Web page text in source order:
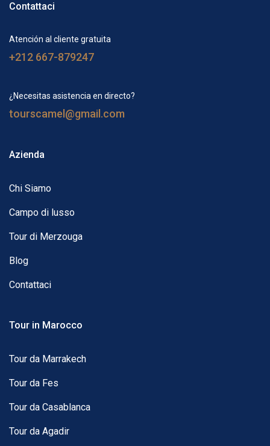
Contattaci
Atención al cliente gratuita
+212 667-879247
¿Necesitas asistencia en directo?
tourscamel@gmail.com
Azienda
Chi Siamo
Campo di lusso
Tour di Merzouga
Blog
Contattaci
Tour in Marocco
Tour da Marrakech
Tour da Fes
Tour da Casablanca
Tour da Agadir